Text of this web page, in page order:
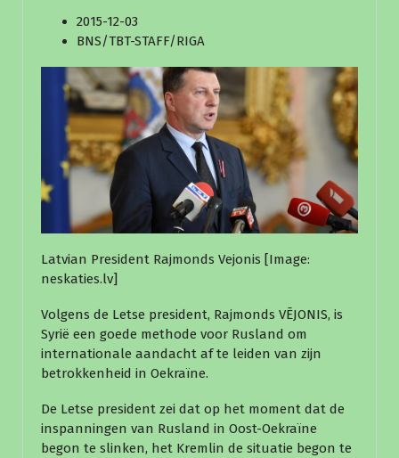
2015-12-03
BNS/TBT-STAFF/RIGA
Latvian President Rajmonds Vejonis [Image:
neskaties.lv]
Volgens de Letse president, Rajmonds VĒJONIS, is
Syrië een goede methode voor Rusland om
internationale aandacht af te leiden van zijn
betrokkenheid in Oekraïne.
De Letse president zei dat op het moment dat de
inspanningen van Rusland in Oost-Oekraïne
begon te slinken, het Kremlin de situatie begon te